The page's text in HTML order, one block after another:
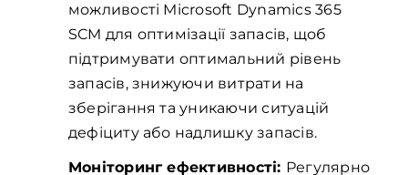
можливості Microsoft Dynamics 365
SCM для оптимізації запасів, щоб
підтримувати оптимальний рівень
запасів, знижуючи витрати на
зберігання та уникаючи ситуацій
дефіциту або надлишку запасів.
Моніторинг ефективності: Регулярно